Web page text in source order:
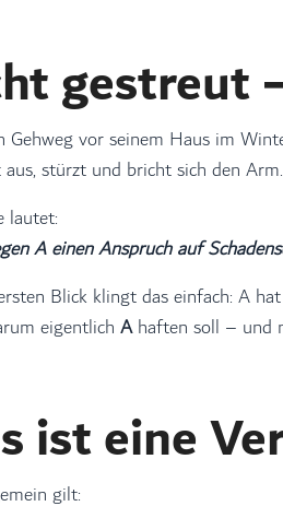
gestreut
Gehweg vor seinem Haus im
stürzt und bricht sich den Arm.
lautet:
A einen Anspruch auf
Blick klingt das einfach: A
eigentlich Ahaften soll – und
ist eine
gilt: